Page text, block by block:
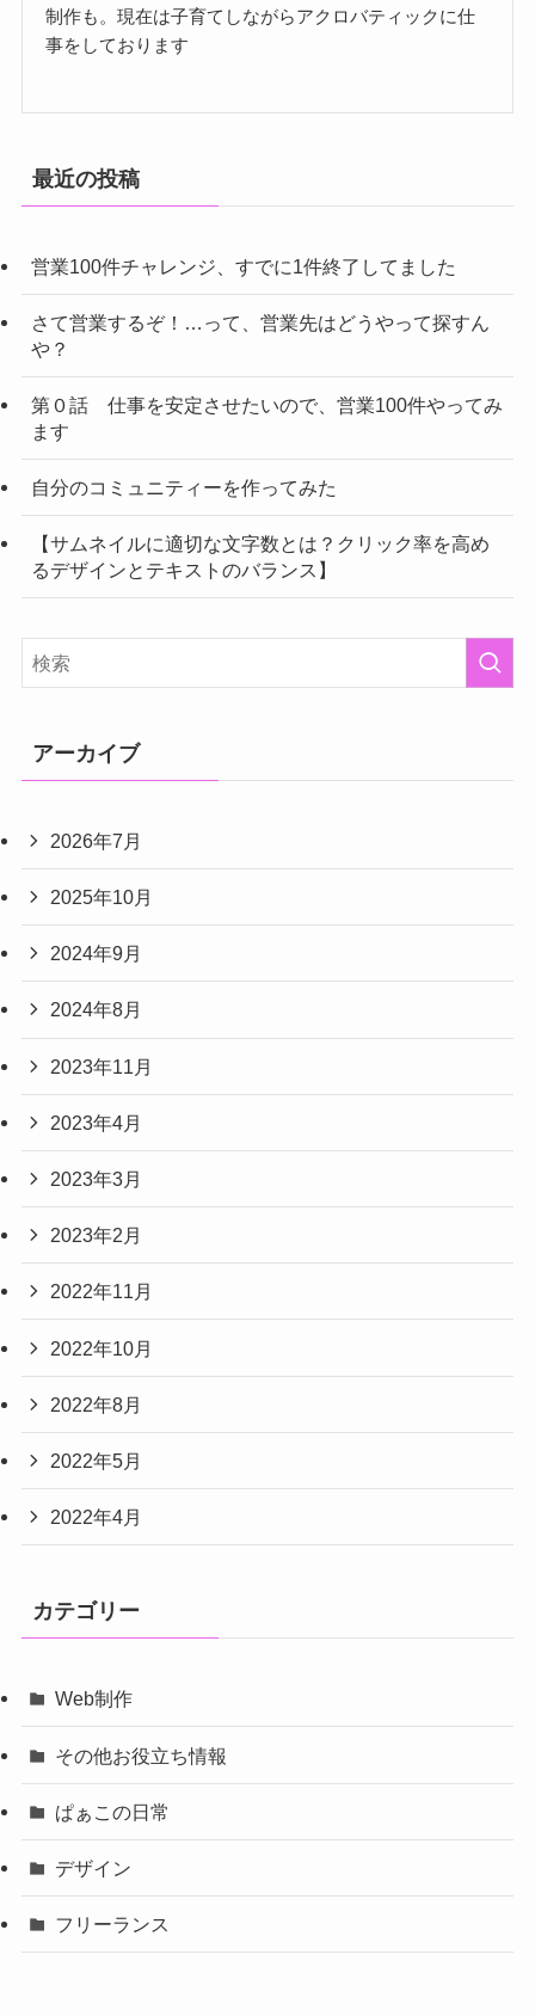
制作も。現在は子育てしながらアクロバティックに仕
事をしております
最近の投稿
営業100件チャレンジ、すでに1件終了してました
さて営業するぞ！…って、営業先はどうやって探すん
や？
第０話 仕事を安定させたいので、営業100件やってみ
ます
自分のコミュニティーを作ってみた
【サムネイルに適切な文字数とは？クリック率を高め
るデザインとテキストのバランス】
アーカイブ
2026年7月
2025年10月
2024年9月
2024年8月
2023年11月
2023年4月
2023年3月
2023年2月
2022年11月
2022年10月
2022年8月
2022年5月
2022年4月
カテゴリー
Web制作
その他お役立ち情報
ぱぁこの日常
デザイン
フリーランス